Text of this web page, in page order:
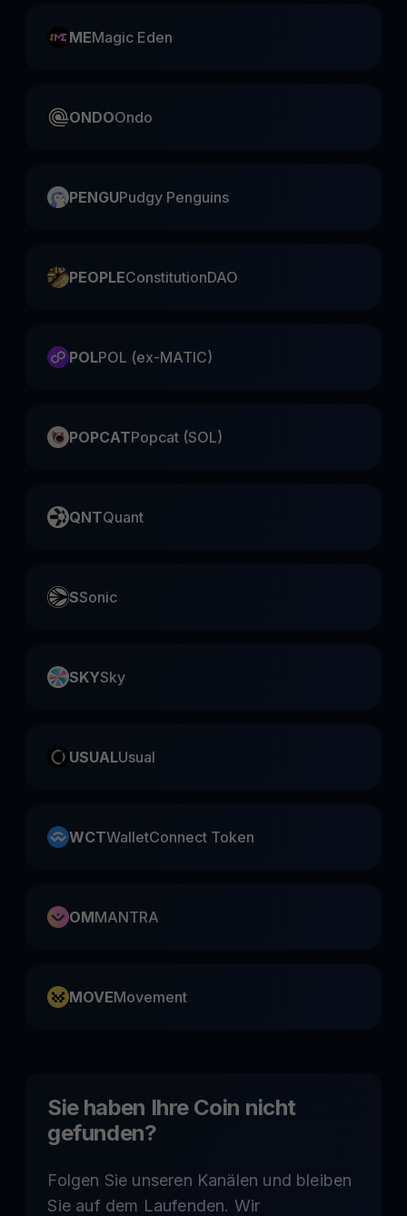
MEMagic Eden
ONDOOndo
PENGUPudgy Penguins
PEOPLEConstitutionDAO
POLPOL (ex-MATIC)
POPCATPopcat (SOL)
QNTQuant
SSonic
SKYSky
USUALUsual
WCTWalletConnect Token
OMMANTRA
MOVEMovement
Sie haben Ihre Coin nicht
gefunden?
Folgen Sie unseren Kanälen und bleiben
Sie auf dem Laufenden. Wir